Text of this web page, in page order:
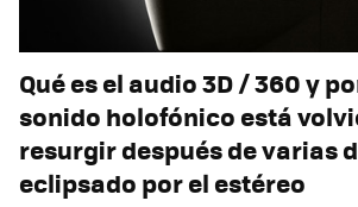
Qué es el audio 3D / 360 y
sonido holofónico está
resurgir después de varias
eclipsado por el estéreo